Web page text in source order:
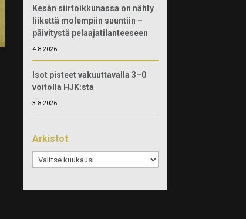
Kesän siirtoikkunassa on nähty
liikettä molempiin suuntiin –
päivitystä pelaajatilanteeseen
4.8.2026
Isot pisteet vakuuttavalla 3–0
voitolla HJK:sta
3.8.2026
Arkistot
Arkistot